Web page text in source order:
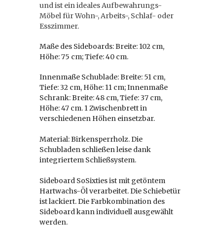
und ist ein ideales Aufbewahrungs-
Möbel für Wohn-, Arbeits-, Schlaf- oder
Esszimmer.
Maße des Sideboards: Breite: 102 cm,
Höhe: 75 cm; Tiefe: 40 cm.
Innenmaße Schublade: Breite: 51 cm,
Tiefe: 32 cm, Höhe: 11 cm; Innenmaße
Schrank: Breite: 48 cm, Tiefe: 37 cm,
Höhe: 47 cm. 1 Zwischenbrett in
verschiedenen Höhen einsetzbar.
Material: Birkensperrholz. Die
Schubladen schließen leise dank
integriertem Schließsystem.
Sideboard SoSixties ist mit getöntem
Hartwachs-Öl verarbeitet. Die Schiebetür
ist lackiert. Die Farbkombination des
Sideboard kann individuell ausgewählt
werden.